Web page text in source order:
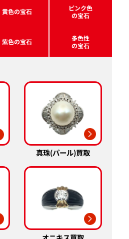
黄色の宝石
ピンク色
の宝石
紫色の宝石
多色性
の宝石
真珠(パール)買取